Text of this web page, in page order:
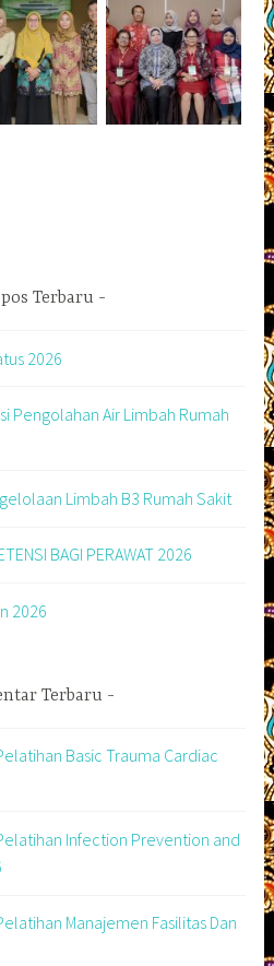
Terbaru
2026
Pengolahan Air Limbah Rumah
Limbah B3 Rumah Sakit
BAGI PERAWAT 2026
2026
Terbaru
Basic Trauma Cardiac
Infection Prevention and
Manajemen Fasilitas Dan